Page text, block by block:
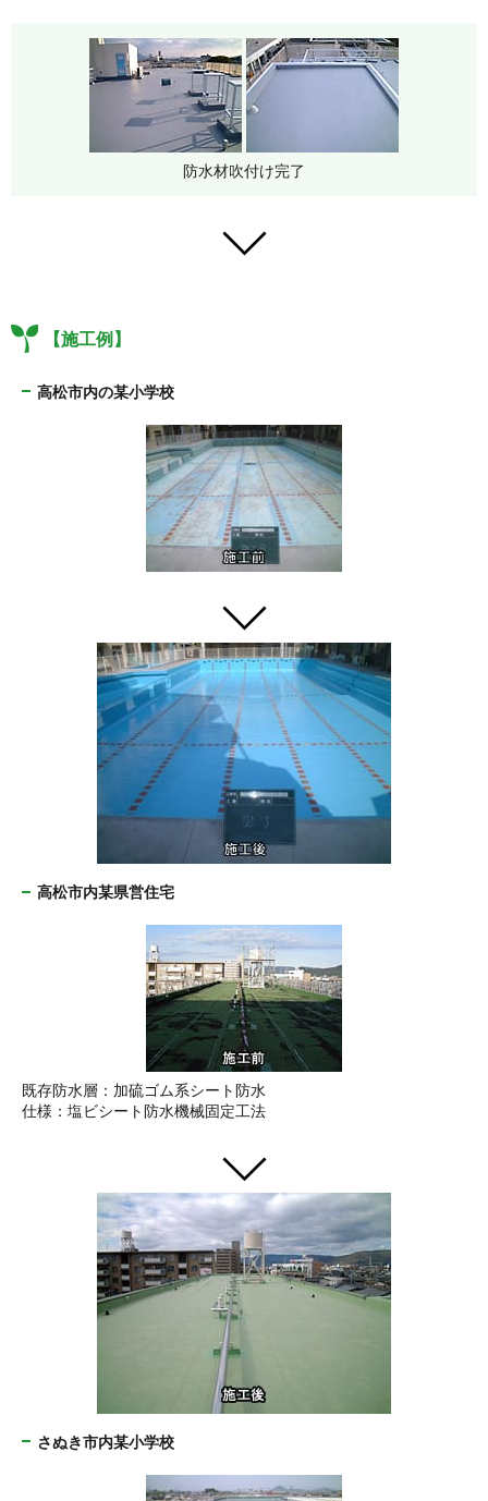
防水材吹付け完了
【施工例】
高松市内の某小学校
高松市内某県営住宅
既存防水層：加硫ゴム系シート防水
仕様：塩ビシート防水機械固定工法
さぬき市内某小学校